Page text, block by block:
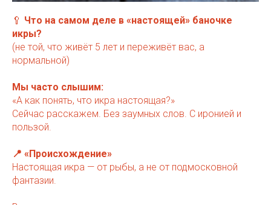
🥄 Что на самом деле в «настоящей» баночке
икры?
(не той, что живёт 5 лет и переживёт вас, а
нормальной)
Мы часто слышим:
«А как понять, что икра настоящая?»
Сейчас расскажем. Без заумных слов. С иронией и
пользой.
📍 «Происхождение»
Настоящая икра — от рыбы, а не от подмосковной
фантазии.